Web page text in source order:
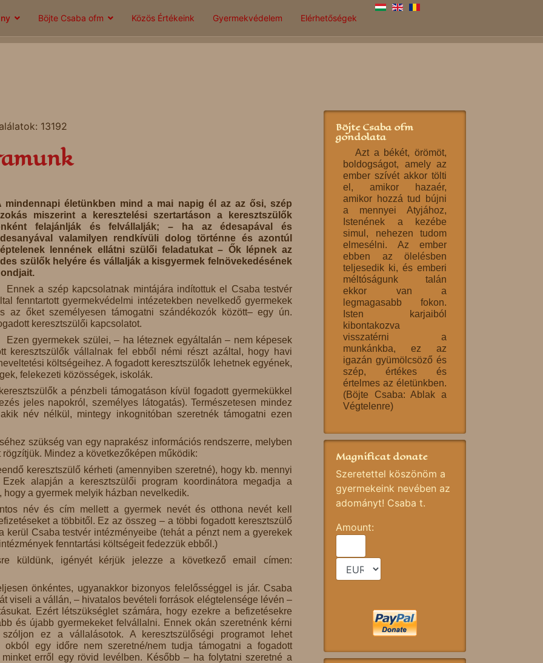
Böjte Csaba ofm Közös Értékeink Gyermekvédelem Elérhetőségek
13192
mindennapi életünkben mind a mai napig él az az ősi, szép
miszerint a keresztelési szertartáson a keresztszülők
felajánlják és felvállalják; – ha az édesapával és
valamilyen rendkívüli dolog történne és azontúl
lennének ellátni szülői feladatukat – Ők lépnek az
szülők helyére és vállalják a kisgyermek felnövekedésének
Ennek a szép kapcsolatnak mintájára indítottuk el Csaba testvér
fenntartott gyermekvédelmi intézetekben nevelkedő gyermekek
az őket személyesen támogatni szándékozók között– egy ún.
keresztszülői kapcsolatot.
Ezen gyermekek szülei, – ha léteznek egyáltalán – nem képesek
keresztszülők vállalnak fel ebből némi részt azáltal, hogy havi
költségeihez. A fogadott keresztszülők lehetnek egyének,
felekezeti közösségek, iskolák.
a pénzbeli támogatáson kívül fogadott gyermekükkel
jeles napokról, személyes látogatás). Természetesen mindez
név nélkül, mintegy inkognitóban szeretnék támogatni ezen
szükség van egy naprakész információs rendszerre, melyben
Mindez a következőképen működik:
keresztszülő kérheti (amennyiben szeretné), hogy kb. mennyi
alapján a keresztszülői program koordinátora megadja a
a gyermek melyik házban nevelkedik.
név és cím mellett a gyermek nevét és otthona nevét kell
a többitől. Ez az összeg – a többi fogadott keresztszülő
kerül Csaba testvér intézményeibe (tehát a pénzt nem a gyerekek
fenntartási költségeit fedezzük ebből.)
küldünk, igényét kérjük jelezze a következő email címen:
önkéntes, ugyanakkor bizonyos felelősséggel is jár. Csaba
viseli a vállán, – hivatalos bevételi források elégtelensége lévén –
Ezért létszükséglet számára, hogy ezekre a befizetésekre
és újabb gyermekeket felvállalni. Ennek okán szeretnénk kérni
ez a vállalásotok. A keresztszülőségi programot lehet
okból egy időre nem szeretné/nem tudja támogatni a fogadott
erről egy rövid levélben. Később – ha folytatni szeretné a
Böjte Csaba ofm
gondolata
Azt a békét, örömöt,
boldogságot, amely az
ember szívét akkor tölti
el, amikor hazaér,
amikor hozzá tud bújni
a mennyei Atyjához,
Istenének a kezébe
simul, nehezen tudom
elmesélni. Az ember
ebben az ölelésben
teljesedik ki, és emberi
méltóságunk talán
ekkor van a
legmagasabb fokon.
Isten karjaiból
kibontakozva
visszatérni a
munkánkba, ez az
igazán gyümölcsöző és
szép, értékes és
értelmes az életünkben.
(Böjte Csaba: Ablak a
Végtelenre)
Magnificat donate
Szeretettel köszönöm a
gyermekeink nevében az
adományt! Csaba t.
Amount: